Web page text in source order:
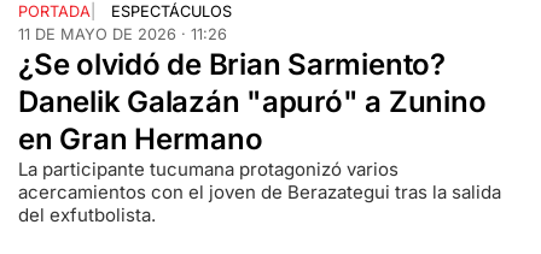
PORTADA
ESPECTÁCULOS
11 DE MAYO DE 2026 · 11:26
¿Se olvidó de Brian Sarmiento?
Danelik Galazán "apuró" a Zunino
en Gran Hermano
La participante tucumana protagonizó varios
acercamientos con el joven de Berazategui tras la salida
del exfutbolista.